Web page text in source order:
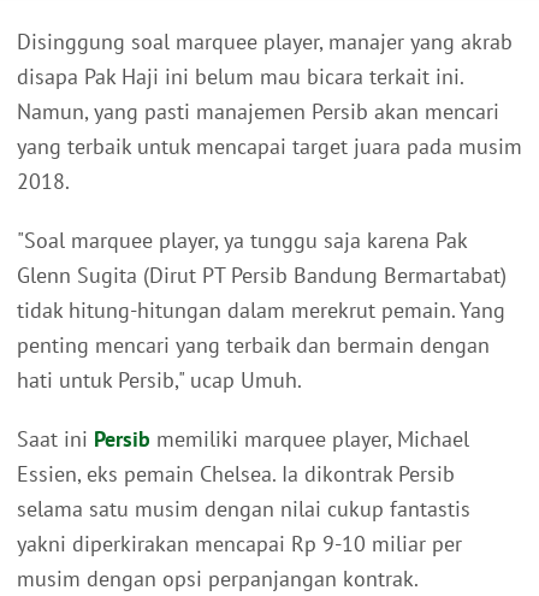
Disinggung soal marquee player, manajer yang akrab
disapa Pak Haji ini belum mau bicara terkait ini.
Namun, yang pasti manajemen Persib akan mencari
yang terbaik untuk mencapai target juara pada musim
2018.
"Soal marquee player, ya tunggu saja karena Pak
Glenn Sugita (Dirut PT Persib Bandung Bermartabat)
tidak hitung-hitungan dalam merekrut pemain. Yang
penting mencari yang terbaik dan bermain dengan
hati untuk Persib," ucap Umuh.
Saat ini Persib memiliki marquee player, Michael
Essien, eks pemain Chelsea. Ia dikontrak Persib
selama satu musim dengan nilai cukup fantastis
yakni diperkirakan mencapai Rp 9-10 miliar per
musim dengan opsi perpanjangan kontrak.